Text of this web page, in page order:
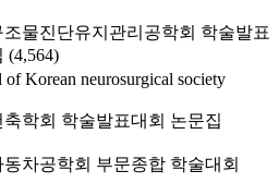
조물진단유지관리공학회 학술발표
(4,564)
of Korean neurosurgical society
학회 학술발표대회 논문집
동차공학회 부문종합 학술대회